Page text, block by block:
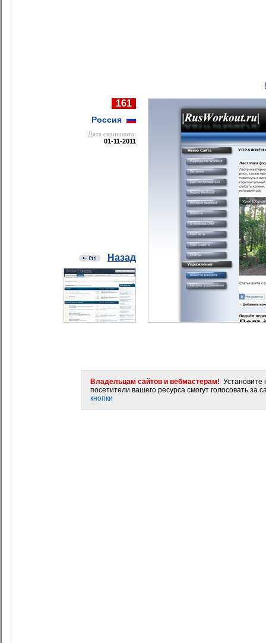
161
Россия
Дата cкриншота:
01-11-2011
Назад
Владельцам сайтов и вебмастерам! Установите
посетители вашего ресурса смогут голосовать за
кнопки